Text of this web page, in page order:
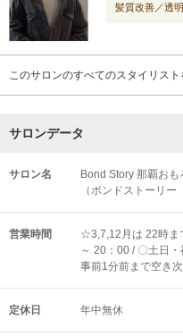
髪質改善／透
このサロンのすべてのスタイリスト
サロンデータ
サロン名
Bond Story 那覇おも
（ボンドストーリ
営業時間
☆3,7,12月は 22時ま
～ 20：00 / 〇土日
事前1分前まで空き
定休日 年中無休